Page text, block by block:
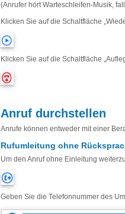
(Anrufer hört Warteschleifen-Musik,
Klicken Sie auf die Schaltfläche
Klicken Sie auf die Schaltfläche
Anruf durchstellen
Anrufe können entweder mit einer
Rufumleitung ohne
Um den Anruf ohne Einleitung
Geben Sie die Telefonnummer des